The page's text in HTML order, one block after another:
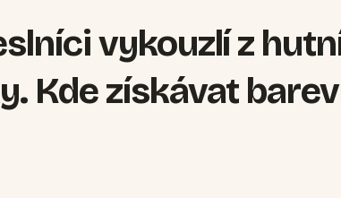
vykouzlí z
Kde získávat